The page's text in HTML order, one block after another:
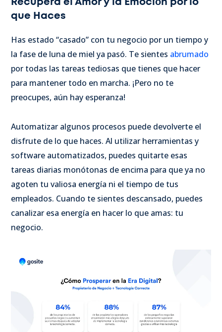
Recupera el Amor y la Emoción por lo
que Haces
Has estado “casado” con tu negocio por un tiempo y
la fase de luna de miel ya pasó. Te sientes abrumado
por todas las tareas tediosas que tienes que hacer
para mantener todo en marcha. ¡Pero no te
preocupes, aún hay esperanza!
Automatizar algunos procesos puede devolverte el
disfrute de lo que haces. Al utilizar herramientas y
software automatizados, puedes quitarte esas
tareas diarias monótonas de encima para que ya no
agoten tu valiosa energía ni el tiempo de tus
empleados. Cuando te sientes descansado, puedes
canalizar esa energía en hacer lo que amas: tu
negocio.